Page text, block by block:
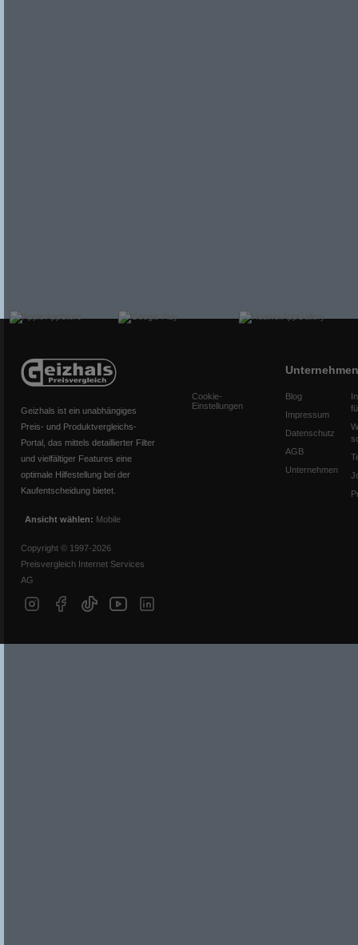
Geizhals ist ein unabhängiges
Preis- und Produktvergleichs-
Portal, das mittels detaillierter Filter
und vielfältiger Features eine
optimale Hilfestellung bei der
Kaufentscheidung bietet.
Ansicht wählen: Mobile
Copyright © 1997-2026
Preisvergleich Internet Services
AG
Cookie-
Einstellungen
Unternehmen
Blog
Impressum
Datenschutz
AGB
Unternehmen